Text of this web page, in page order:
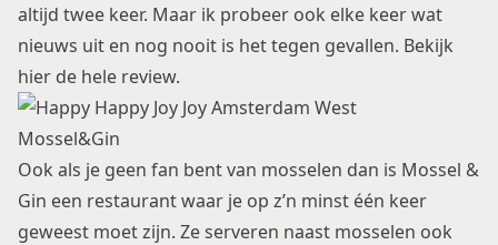
altijd twee keer. Maar ik probeer ook elke keer wat
nieuws uit en nog nooit is het tegen gevallen. Bekijk
hier de hele review.
Mossel&Gin
Ook als je geen fan bent van mosselen dan is Mossel &
Gin een restaurant waar je op z’n minst één keer
geweest moet zijn. Ze serveren naast mosselen ook